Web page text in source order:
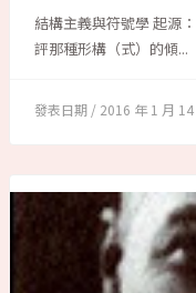
結構主義與符號學 起源
評那種形構（式）的傾...
2016 年 1 月 14